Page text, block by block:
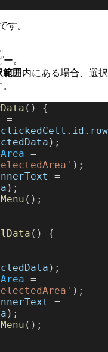
す。
。
範囲内にある場合、選
() {
clickedCell . id .
);
);
);
();
() {
);
);
);
();